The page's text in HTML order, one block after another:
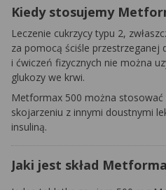
Kiedy stosujemy
Leczenie cukrzycy typu 2,
za pomocą ściśle przestrzeganej
i ćwiczeń fizycznych nie można
glukozy we krwi.
Metformax 500 można
skojarzeniu z innymi doustnymi
insuliną.
Jaki jest skład